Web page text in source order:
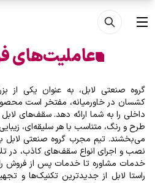
رفتن به محتوای اصلی
منو
عاملیت‌های
گروه صنعتی لابل، به عنوان یکی از
کشسان در خاورمیانه، مفتخر است
داخلی را به شما ارائه دهد. سقف‌های
طرح و رنگ، متناسب با هر سلیقه‌ای،
می‌بخشند. تیم مجرب گروه صنعتی لابل
نصب و اجرای انواع سقف‌های کاذب، در
خدمات مشاوره تا خدمات پس از فروش را
راستا لابل از جدیدترین تکنیک‌ها و